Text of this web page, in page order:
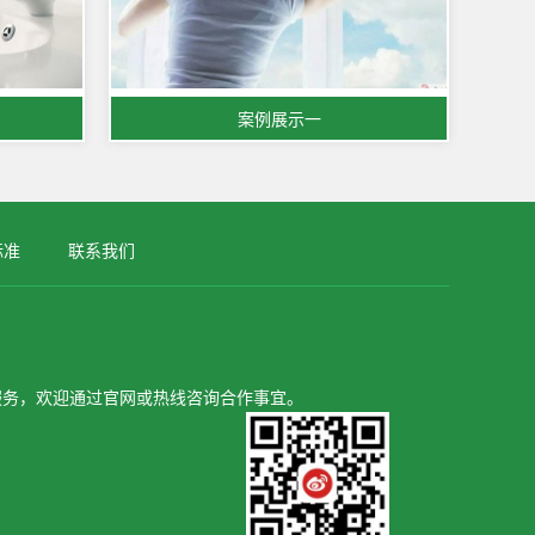
案例展示一
联系我们
，欢迎通过官网或热线咨询合作事宜。